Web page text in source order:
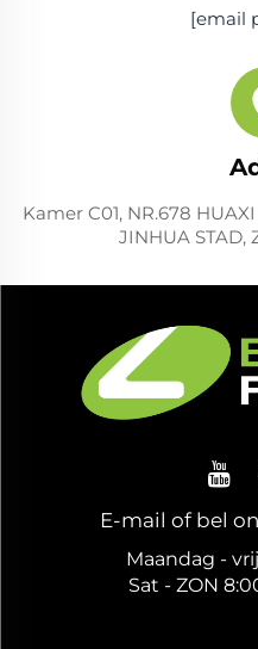
[email
Kamer C01, NR.678
JINHUA STAD,
E-mail of bel
Maandag -
Sat - ZON